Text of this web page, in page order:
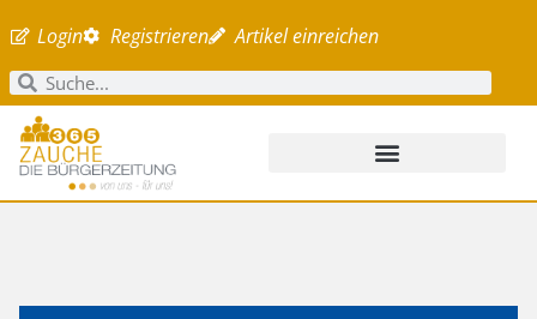
Login Registrieren Artikel einreichen